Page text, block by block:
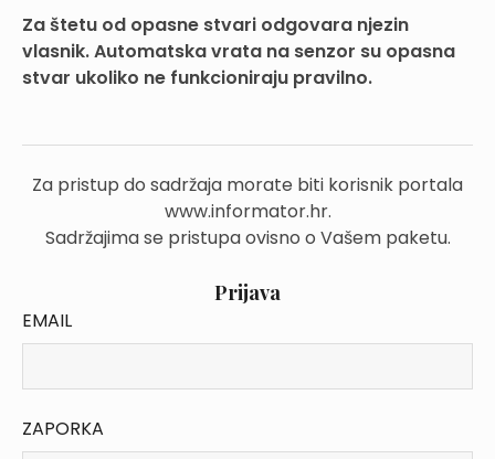
Za štetu od opasne stvari odgovara njezin
vlasnik. Automatska vrata na senzor su opasna
stvar ukoliko ne funkcioniraju pravilno.
Za pristup do sadržaja morate biti korisnik portala
www.informator.hr.
Sadržajima se pristupa ovisno o Vašem paketu.
Prijava
EMAIL
ZAPORKA